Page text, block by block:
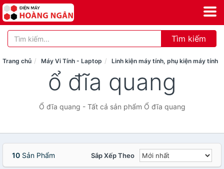
Tìm kiếm
Trang chủ Máy Vi Tính - Laptop Linh kiện máy tính, phụ kiện máy tính
ổ đĩa quang
Ổ đĩa quang - Tất cả sản phẩm Ổ đĩa quang
10 Sản Phẩm Sắp Xếp Theo